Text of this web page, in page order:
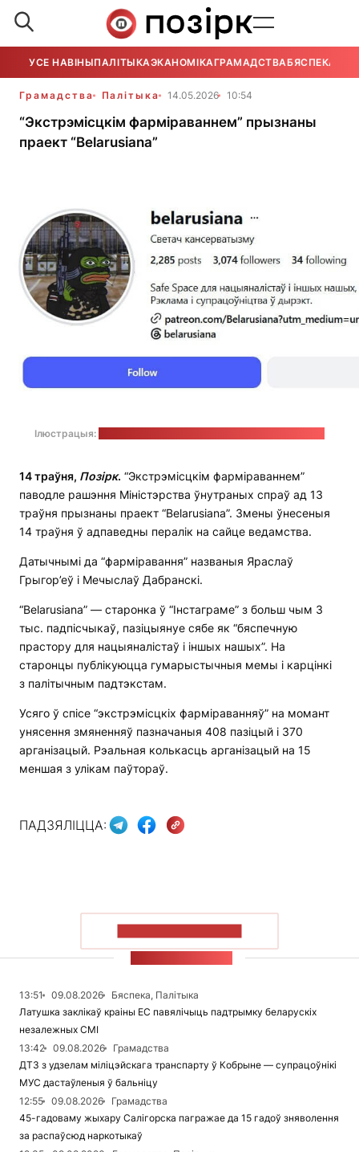
УСЕ НАВІНЫПАЛІТЫКАЭКАНОМІКАГРАМАДСТВАБЯСПЕКА
Грамадства Палітыка 14.05.2026 10:54
“Экстрэмісцкім фарміраваннем” прызнаны
праект “Belarusiana”
Ілюстрацыя:
14 траўня, Позірк. “Экстрэмісцкім фарміраваннем”
паводле рашэння Міністэрства ўнутраных спраў ад 13
траўня прызнаны праект “Belarusiana”. Змены ўнесеныя
14 траўня ў адпаведны пералік на сайце ведамства.
Датычнымі да “фарміравання” названыя Яраслаў
Грыгор’еў і Мечыслаў Дабранскі.
“Belarusiana” — старонка ў “Інстаграме” з больш чым 3
тыс. падпісчыкаў, пазіцыянуе сябе як “бяспечную
прастору для нацыяналістаў і іншых нашых”. На
старонцы публікуюцца гумарыстычныя мемы і карцінкі
з палітычным падтэкстам.
Усяго ў спісе “экстрэмісцкіх фарміраванняў” на момант
унясення змяненняў пазначаныя 408 пазіцый і 370
арганізацый. Рэальная колькасць арганізацый на 15
меншая з улікам паўтораў.
ПАДЗЯЛІЦЦА:
13:51 09.08.2026
Бяспека, Палітыка
Латушка заклікаў краіны ЕС павялічыць падтрымку беларускіх
незалежных СМІ
13:42
09.08.2026
Грамадства
ДТЗ з удзелам міліцэйскага транспарту ў Кобрыне — супрацоўнікі
МУС дастаўленыя ў бальніцу
12:55
09.08.2026
Грамадства
45-гадоваму жыхару Салігорска пагражае да 15 гадоў зняволення
за распаўсюд наркотыкаў